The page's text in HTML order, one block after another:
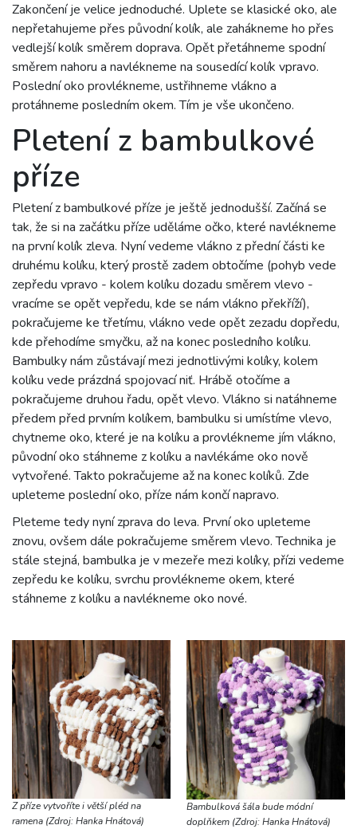
Zakončení je velice jednoduché. Uplete se klasické oko, ale
nepřetahujeme přes původní kolík, ale zahákneme ho přes
vedlejší kolík směrem doprava. Opět přetáhneme spodní
směrem nahoru a navlékneme na sousedící kolík vpravo.
Poslední oko provlékneme, ustřihneme vlákno a
protáhneme posledním okem. Tím je vše ukončeno.
Pletení z bambulkové
příze
Pletení z bambulkové příze je ještě jednodušší. Začíná se
tak, že si na začátku příze uděláme očko, které navlékneme
na první kolík zleva. Nyní vedeme vlákno z přední části ke
druhému kolíku, který prostě zadem obtočíme (pohyb vede
zepředu vpravo - kolem kolíku dozadu směrem vlevo -
vracíme se opět vepředu, kde se nám vlákno překříží),
pokračujeme ke třetímu, vlákno vede opět zezadu dopředu,
kde přehodíme smyčku, až na konec posledního kolíku.
Bambulky nám zůstávají mezi jednotlivými kolíky, kolem
kolíku vede prázdná spojovací niť. Hrábě otočíme a
pokračujeme druhou řadu, opět vlevo. Vlákno si natáhneme
předem před prvním kolíkem, bambulku si umístíme vlevo,
chytneme oko, které je na kolíku a provlékneme jím vlákno,
původní oko stáhneme z kolíku a navlékáme oko nově
vytvořené. Takto pokračujeme až na konec kolíků. Zde
upleteme poslední oko, příze nám končí napravo.
Pleteme tedy nyní zprava do leva. První oko upleteme
znovu, ovšem dále pokračujeme směrem vlevo. Technika je
stále stejná, bambulka je v mezeře mezi kolíky, přízi vedeme
zepředu ke kolíku, svrchu provlékneme okem, které
stáhneme z kolíku a navlékneme oko nové.
Z příze vytvoříte i větší pléd na
ramena (Zdroj: Hanka Hnátová)
Bambulková šála bude módní
doplňkem (Zdroj: Hanka Hnátová)